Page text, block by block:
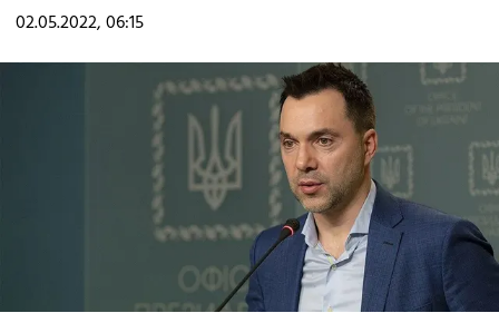
02.05.2022, 06:15